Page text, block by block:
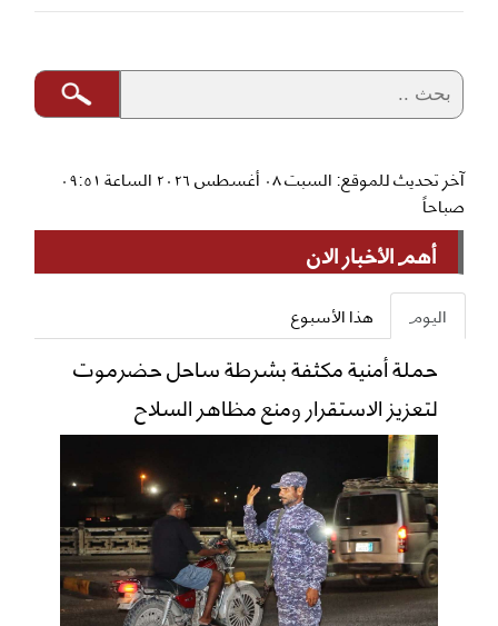
آخر تحديث للموقع: السبت ٠٨ أغسطس ٢٠٢٦ الساعة ٠٩:٥١
صباحاً
أهم الأخبار الان
اليوم هذا الأسبوع
حملة أمنية مكثفة بشرطة ساحل حضرموت
لتعزيز الاستقرار ومنع مظاهر السلاح